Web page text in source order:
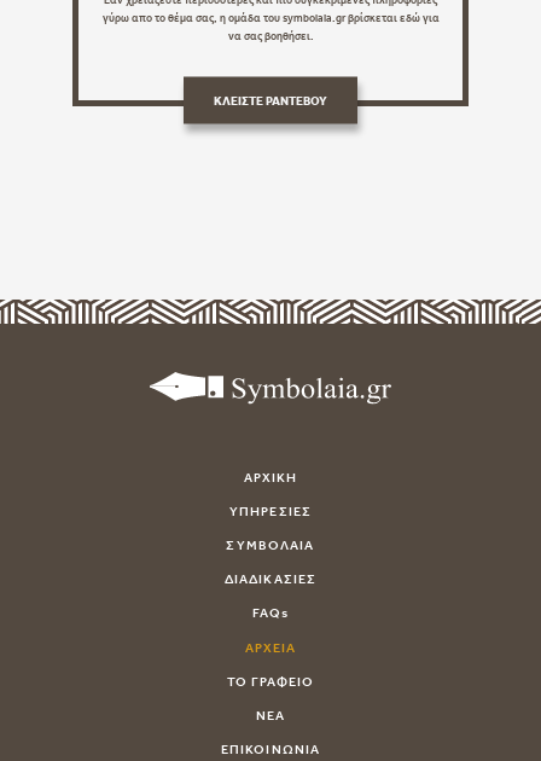
γύρω απο το θέμα σας, η ομάδα του symbolaia.gr βρίσκεται εδώ για
να σας βοηθήσει.
ΚΛΕΙΣΤΕ ΡΑΝΤΕΒΟΥ
ΑΡΧΙΚΗ
ΥΠΗΡΕΣΙΕΣ
ΣΥΜΒΟΛΑΙΑ
ΔΙΑΔΙΚΑΣΙΕΣ
FAQs
ΑΡΧΕΙΑ
ΤΟ ΓΡΑΦΕΙΟ
ΝΕΑ
ΕΠΙΚΟΙΝΩΝΙΑ